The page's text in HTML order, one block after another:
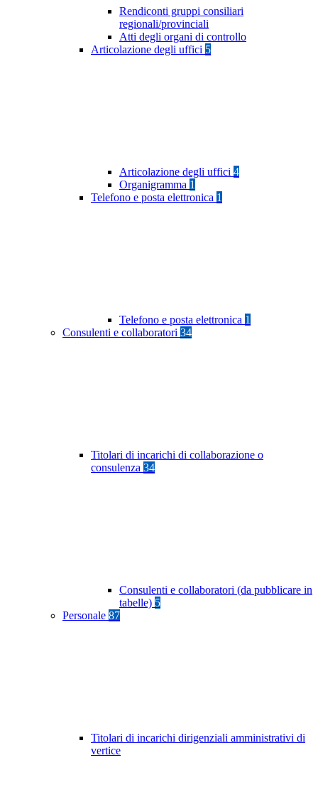
Rendiconti gruppi consiliari
regionali/provinciali
Atti degli organi di controllo
Articolazione degli uffici 5
Articolazione degli uffici 4
Organigramma 1
Telefono e posta elettronica 1
Telefono e posta elettronica 1
Consulenti e collaboratori 34
Titolari di incarichi di collaborazione o
consulenza 34
Consulenti e collaboratori (da pubblicare in
tabelle) 5
Personale 87
Titolari di incarichi dirigenziali amministrativi di
vertice